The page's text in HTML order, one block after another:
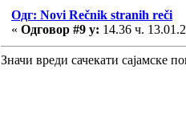
Одг: Novi Rečnik stranih reči
« Одговор #9 у: 14.36 ч.
Значи вреди сачекати сајамске